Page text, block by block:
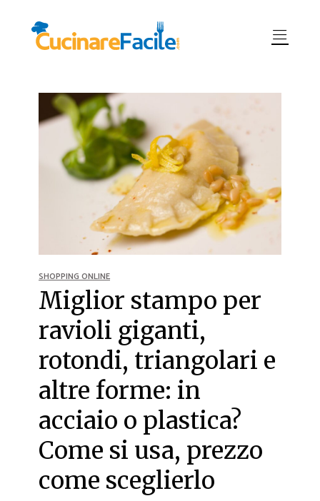
SHOPPING ONLINE
Miglior stampo per
ravioli giganti,
rotondi, triangolari e
altre forme: in
acciaio o plastica?
Come si usa, prezzo
come sceglierlo